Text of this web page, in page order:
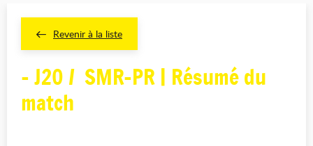
Revenir à la liste
- J20 / SMR-PR | Résumé du
match